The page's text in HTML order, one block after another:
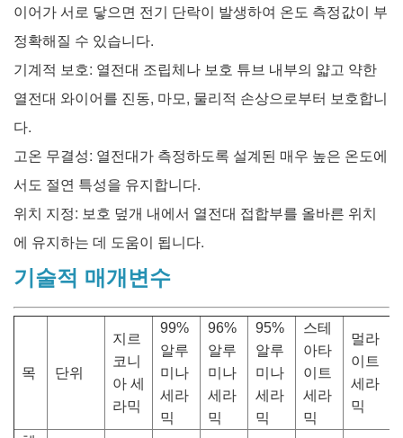
이어가 서로 닿으면 전기 단락이 발생하여 온도 측정값이 부
정확해질 수 있습니다.
기계적 보호: 열전대 조립체나 보호 튜브 내부의 얇고 약한
열전대 와이어를 진동, 마모, 물리적 손상으로부터 보호합니
다.
고온 무결성: 열전대가 측정하도록 설계된 매우 높은 온도에
서도 절연 특성을 유지합니다.
위치 지정: 보호 덮개 내에서 열전대 접합부를 올바른 위치
에 유지하는 데 도움이 됩니다.
기술적 매개변수
목 단위
지르
코니
아 세
라믹
99%
알루
미나
세라
믹
96%
알루
미나
세라
믹
95%
알루
미나
세라
믹
스테
아타
이트
세라
믹
멀라
이트
세라
믹